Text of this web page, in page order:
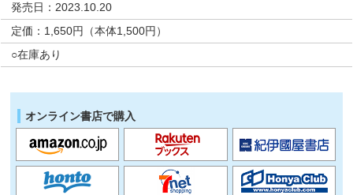
発売日：2023.10.20
定価：1,650円（本体1,500円）
○在庫あり
オンライン書店で購入